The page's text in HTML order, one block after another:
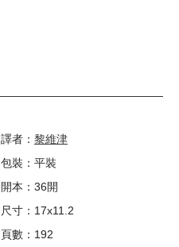
譯者： 黎維津
包裝：平裝
開本：36開
尺寸：17x11.2
頁數：192